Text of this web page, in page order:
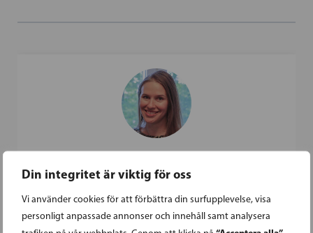
Din integritet är viktig för oss
Vi använder cookies för att förbättra din surfupplevelse, visa
personligt anpassade annonser och innehåll samt analysera
HANNA SEPPÄ
+358 40 7303562